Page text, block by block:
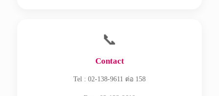
📞
Contact
Tel : 02-138-9611 ต่อ 158